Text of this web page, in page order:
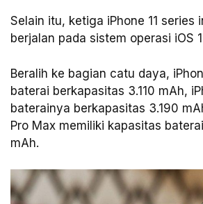
Selain itu, ketiga iPhone 11 series
berjalan pada sistem operasi iOS
Beralih ke bagian catu daya,
baterai berkapasitas 3.110 mAh,
baterainya berkapasitas 3.190
Pro Max memiliki kapasitas
mAh.